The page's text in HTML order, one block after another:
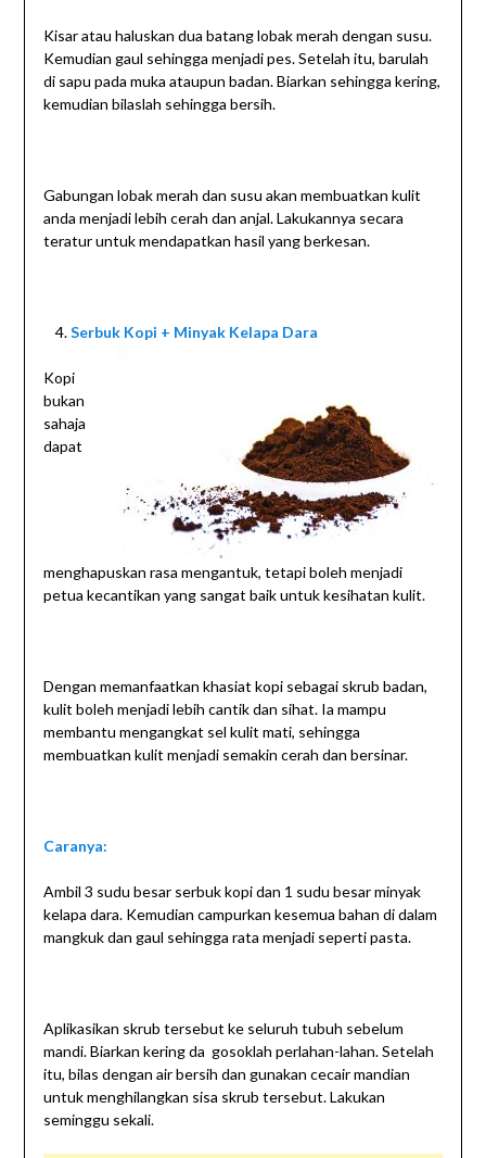
Kisar atau haluskan dua batang lobak merah dengan susu.
Kemudian gaul sehingga menjadi pes. Setelah itu, barulah
di sapu pada muka ataupun badan. Biarkan sehingga kering,
kemudian bilaslah sehingga bersih.
Gabungan lobak merah dan susu akan membuatkan kulit
anda menjadi lebih cerah dan anjal. Lakukannya secara
teratur untuk mendapatkan hasil yang berkesan.
Serbuk Kopi + Minyak Kelapa Dara
Kopi
bukan
sahaja
dapat
menghapuskan rasa mengantuk, tetapi boleh menjadi
petua kecantikan yang sangat baik untuk kesihatan kulit.
Dengan memanfaatkan khasiat kopi sebagai skrub badan,
kulit boleh menjadi lebih cantik dan sihat. Ia mampu
membantu mengangkat sel kulit mati, sehingga
membuatkan kulit menjadi semakin cerah dan bersinar.
Caranya:
Ambil 3 sudu besar serbuk kopi dan 1 sudu besar minyak
kelapa dara. Kemudian campurkan kesemua bahan di dalam
mangkuk dan gaul sehingga rata menjadi seperti pasta.
Aplikasikan skrub tersebut ke seluruh tubuh sebelum
mandi. Biarkan kering da gosoklah perlahan-lahan. Setelah
itu, bilas dengan air bersih dan gunakan cecair mandian
untuk menghilangkan sisa skrub tersebut. Lakukan
seminggu sekali.